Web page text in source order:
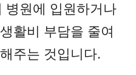
병원에 입원하거나
활비 부담을 줄여
주는 것입니다.